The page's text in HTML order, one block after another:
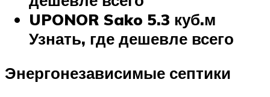
UPONOR Sako 5.3 куб.м
Узнать, где дешевле всего
Энергонезависимые септики